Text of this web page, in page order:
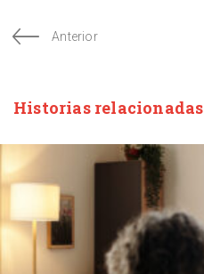
Anterior
Historias relacionadas